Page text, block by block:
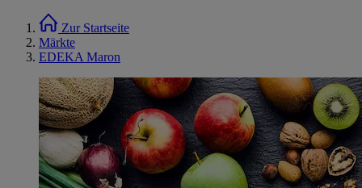
Zur Startseite
Märkte
EDEKA Maron